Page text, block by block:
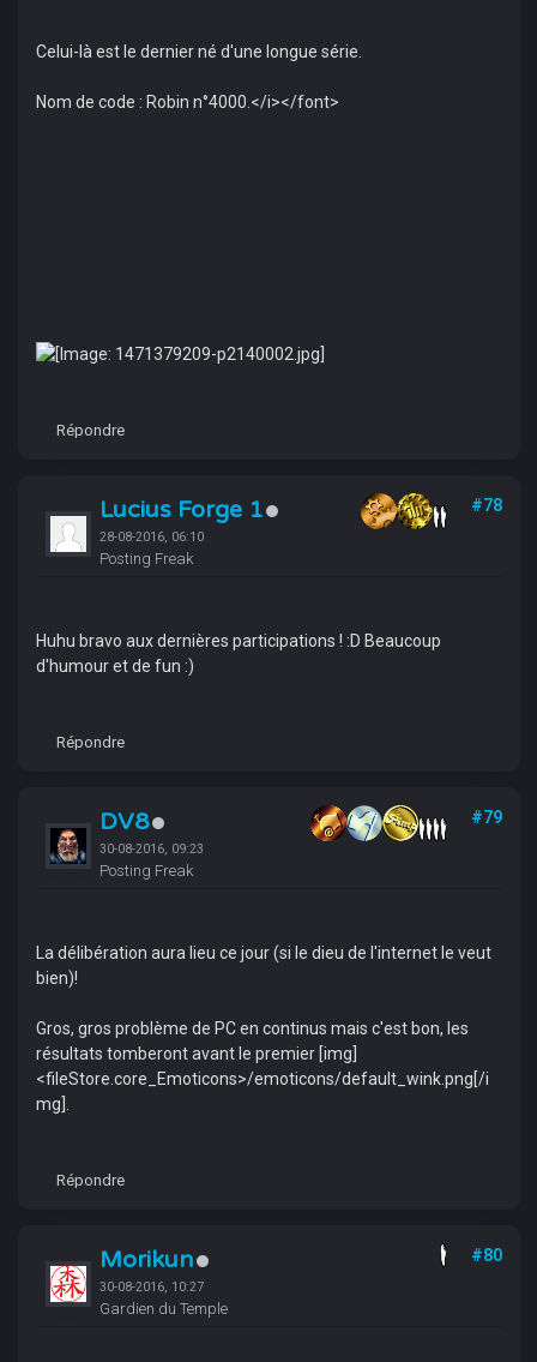
Celui-là est le dernier né d'une longue série.
Nom de code : Robin n°4000.</i></font>
Répondre
Lucius Forge 1
28-08-2016, 06:10
Posting Freak
#78
Huhu bravo aux dernières participations ! :D Beaucoup
d'humour et de fun :)
Répondre
DV8
30-08-2016, 09:23
Posting Freak
#79
La délibération aura lieu ce jour (si le dieu de l'internet le veut
bien)!
Gros, gros problème de PC en continus mais c'est bon, les
résultats tomberont avant le premier [img]
<fileStore.core_Emoticons>/emoticons/default_wink.png[/i
mg].
Répondre
Morikun
30-08-2016, 10:27
Gardien du Temple
#80